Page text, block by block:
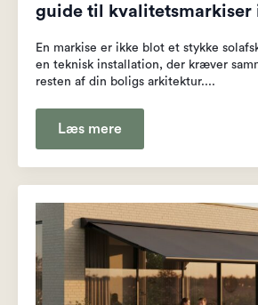
guide til kvalitetsmarkiser
En markise er ikke blot et stykke
en teknisk installation, der kræver
resten af din boligs arkitektur....
Læs mere